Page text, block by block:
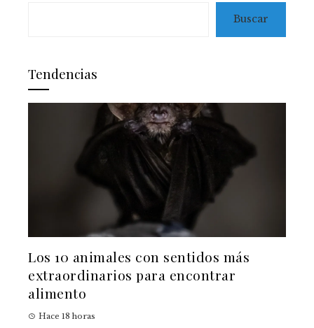
Buscar
Tendencias
Los 10 animales con sentidos más
extraordinarios para encontrar
alimento
Hace 18 horas